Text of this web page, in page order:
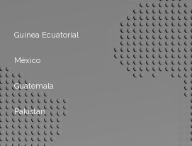
Guinea Ecuatorial
México
Guatemala
Pakistán